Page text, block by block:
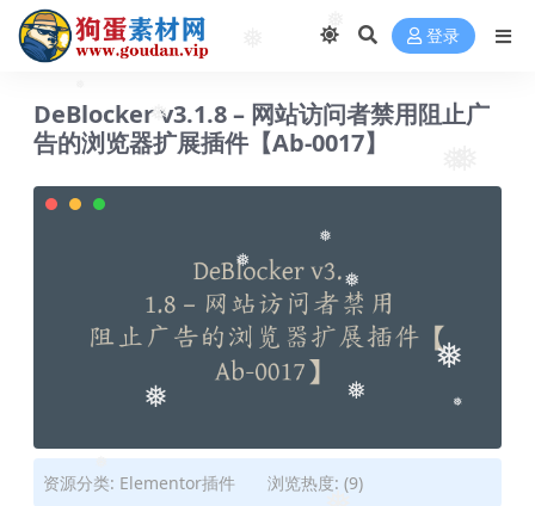
❅
❅
❅
❅
❅
❅
❅
❅
❅
❅
❅ 登录
DeBlocker v3.1.8 – 网站访问者禁用阻止广
告的浏览器扩展插件【Ab-0017】
资源分类: Elementor插件 浏览热度: (9)